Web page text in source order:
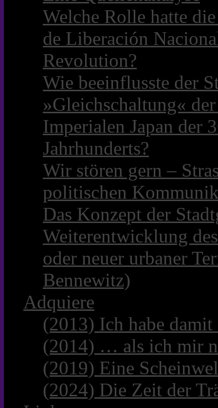
Welche Rolle hatte
de Liberación
Revolution?
Wie beeinflusste der
»Gleichschaltung«
Imperialen Japan der
Jahrhunderts?
Wir stören gern –
politischen
Das Konzept der
Weiterentwicklung
oder neuer urbaner
Bennewitz)
Adquiere
(2013) Ich habe
(2014) … als ich mir
(2019) Eine
(2024) Die Zeit der